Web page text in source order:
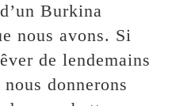
Burkina
nous avons. Si
de lendemains
donnerons